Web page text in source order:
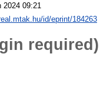
2024 09:21
id/eprint/184263
required)